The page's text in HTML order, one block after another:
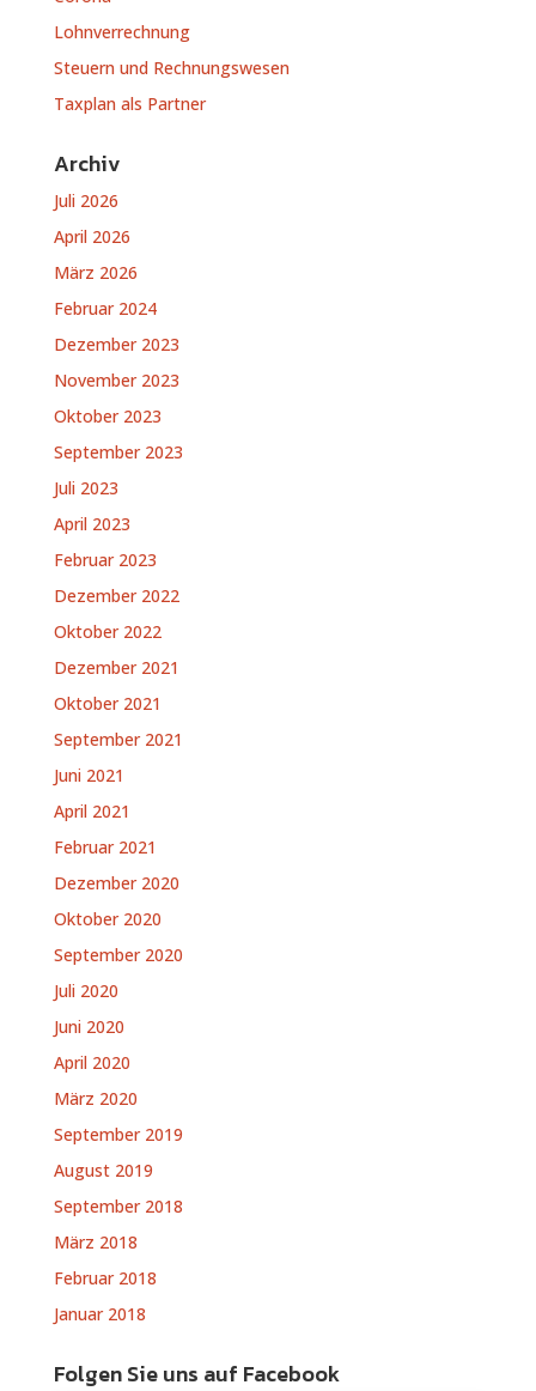
Lohnverrechnung
Steuern und Rechnungswesen
Taxplan als Partner
Archiv
Juli 2026
April 2026
März 2026
Februar 2024
Dezember 2023
November 2023
Oktober 2023
September 2023
Juli 2023
April 2023
Februar 2023
Dezember 2022
Oktober 2022
Dezember 2021
Oktober 2021
September 2021
Juni 2021
April 2021
Februar 2021
Dezember 2020
Oktober 2020
September 2020
Juli 2020
Juni 2020
April 2020
März 2020
September 2019
August 2019
September 2018
März 2018
Februar 2018
Januar 2018
Folgen Sie uns auf Facebook